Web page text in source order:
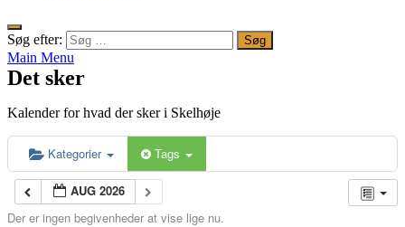
Søg efter:
Main Menu
Det sker
Kalender for hvad der sker i Skelhøje
Kategorier Tags
AUG 2026
Der er ingen begivenheder at vise lige nu.